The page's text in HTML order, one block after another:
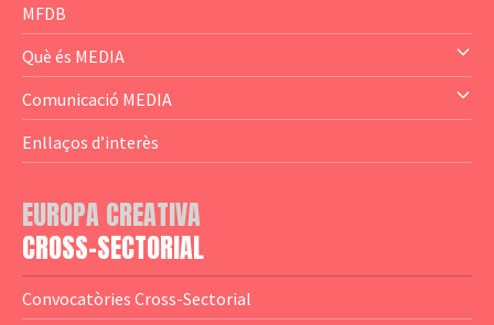
— Business Cluster
— Audience Cluster
— Altres
MFDB
Què és MEDIA
— El subprograma MEDIA
— Agència Executiva
— Logotips
Comunicació MEDIA
— Estrenes a Catalunya
— Notícies
— Publicacions
— Guies MEDIA
Enllaços d’interès
EUROPA CREATIVA
CROSS-SECTORIAL
Convocatòries Cross-Sectorial